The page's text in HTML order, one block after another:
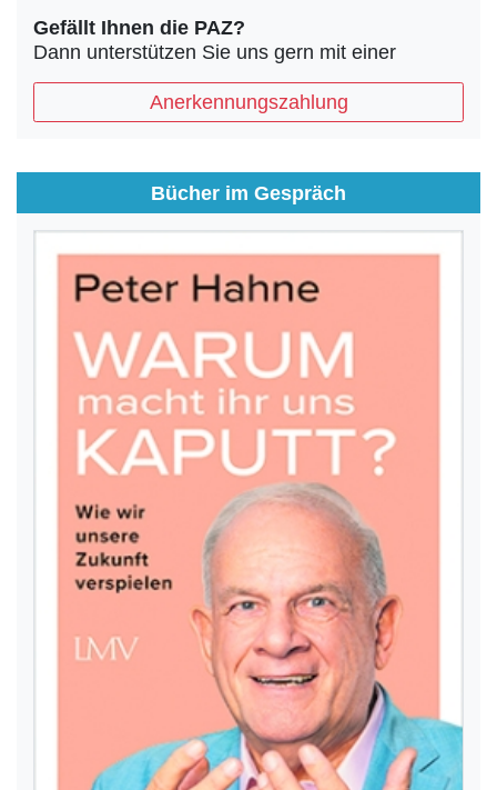
Gefällt Ihnen die PAZ?
Dann unterstützen Sie uns gern mit einer
Anerkennungszahlung
Bücher im Gespräch